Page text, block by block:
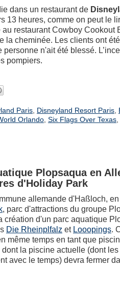
dans un restaurant de
13 heures, comme on peut le
au restaurant Cowboy Cookout
la cheminée. Les clients ont
n'ait été blessé.
pompiers.
Paris, Disneyland Resort Paris,
Orlando, Six Flags Over Texas,
Plopsaqua en
d'Holiday Park
allemande d'Haßloch,
, parc d'attractions du groupe
création d'un parc aquatique
Die Rheinplfalz et Looopings.
même temps en tant que
la piscine actuelle (dont les
avec le temps) devra fermer